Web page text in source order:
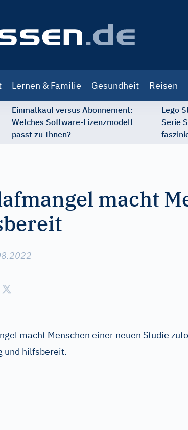
Lernen & Familie Gesundheit Reisen
Einmalkauf versus Abonnement:
Welches Software-Lizenzmodell
passt zu Ihnen?
Lego
Serie
macht
macht Menschen einer neuen Studie
und hilfsbereit.